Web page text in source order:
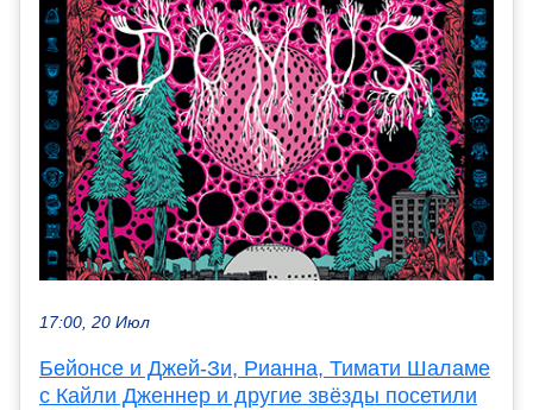
17:00, 20 Июл
Бейонсе и Джей-Зи, Рианна, Тимати Шаламе
с Кайли Дженнер и другие звёзды посетили